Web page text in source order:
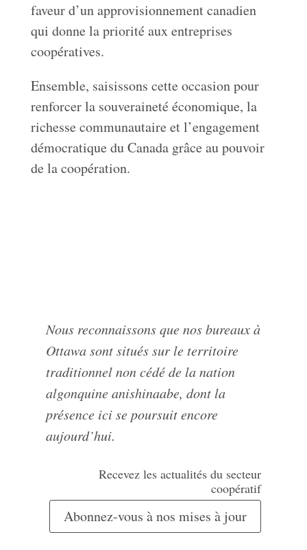
faveur d’un approvisionnement canadien
qui donne la priorité aux entreprises
coopératives.
Ensemble, saisissons cette occasion pour
renforcer la souveraineté économique, la
richesse communautaire et l’engagement
démocratique du Canada grâce au pouvoir
de la coopération.
Nous reconnaissons que nos bureaux à
Ottawa sont situés sur le territoire
traditionnel non cédé de la nation
algonquine anishinaabe, dont la
présence ici se poursuit encore
aujourd’hui.
Recevez les actualités du secteur
coopératif
Abonnez-vous à nos mises à jour